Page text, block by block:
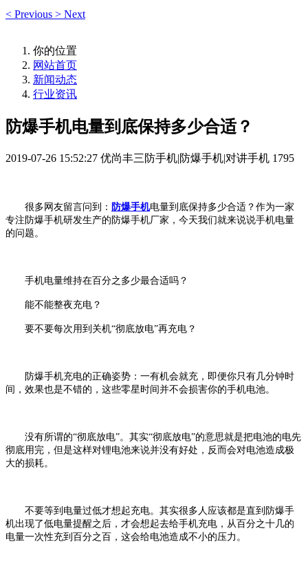
< Previous > Next
你的位置
网站首页
新闻动态
行业资讯
防爆手机电量到底保持多少合适？
2019-07-26 15:52:27 优尚丰三防手机|防爆手机|对讲手机 1795
很多网友留言问到： 防爆手机电量到底保持多少合适？作为一家
专注防爆手机研发生产的防爆手机厂家，今天我们就来说说手机电量
的问题。
手机电量维持在百分之多少最合适吗？
能不能整夜充电？
要不要每次用到关机“彻底放电”再充电？
防爆手机充电的正确姿势：一有机会就充，即便你只有几分钟时
间，效果也是不错的，这些零星时间并不会损害你的手机电池。
没有所谓的“彻底放电”。其实“彻底放电”的意思就是把电池的电先
彻底用完，但是这样对锂电池来说并没有好处，反而会对电池造成极
大的损耗。
不要等到电量过低才想起充电。其实很多人应该都是直到防爆手
机出现了低电量提醒之后，才会想起去给手机充电，从百分之十几的
电量一次性充到百分之百，这会给电池造成不小的压力。